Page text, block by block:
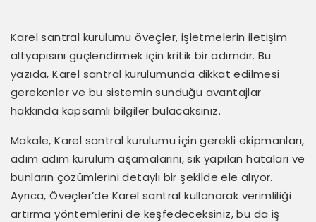
Karel santral kurulumu öveçler, işletmelerin iletişim
altyapısını güçlendirmek için kritik bir adımdır. Bu
yazıda, Karel santral kurulumunda dikkat edilmesi
gerekenler ve bu sistemin sunduğu avantajlar
hakkında kapsamlı bilgiler bulacaksınız.
Makale, Karel santral kurulumu için gerekli ekipmanları,
adım adım kurulum aşamalarını, sık yapılan hataları ve
bunların çözümlerini detaylı bir şekilde ele alıyor.
Ayrıca, Öveçler’de Karel santral kullanarak verimliliği
artırma yöntemlerini de keşfedeceksiniz, bu da iş